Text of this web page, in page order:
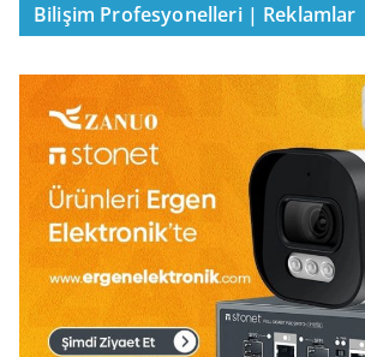
Bilişim Profesyonelleri | Reklamlar